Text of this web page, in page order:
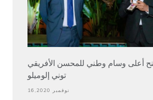
أعلى وسام وطني للمحسن الأفريقي
توني إلوميلو
نوفمبر 16,2020